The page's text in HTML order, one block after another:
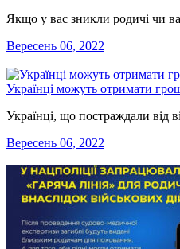
Якщо у вас зникли родичі чи
Вересень 06, 2022
Українці можуть отримати
Українці, що постраждали від
Вересень 06, 2022